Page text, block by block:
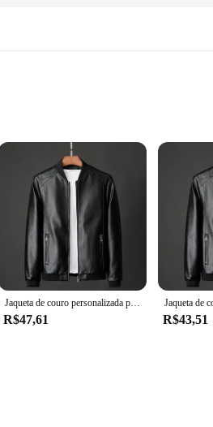
new heights. The ergonomic design
durability, making it a reliable choice
bass enhances the intensity of action-
open-world RPG, the fone com jogo
necessary accessories, ensuring you're
and versatile, catering to a wide range
Jaqueta de couro personalizada para homens, jaqueta de colarinho, casaco bombardeiro, roupas elegantes, inverno
R$47,61 R$43,51